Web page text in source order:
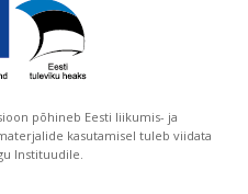
põhineb Eesti liikumis- ja
kasutamisel tuleb viidata
Instituudile.